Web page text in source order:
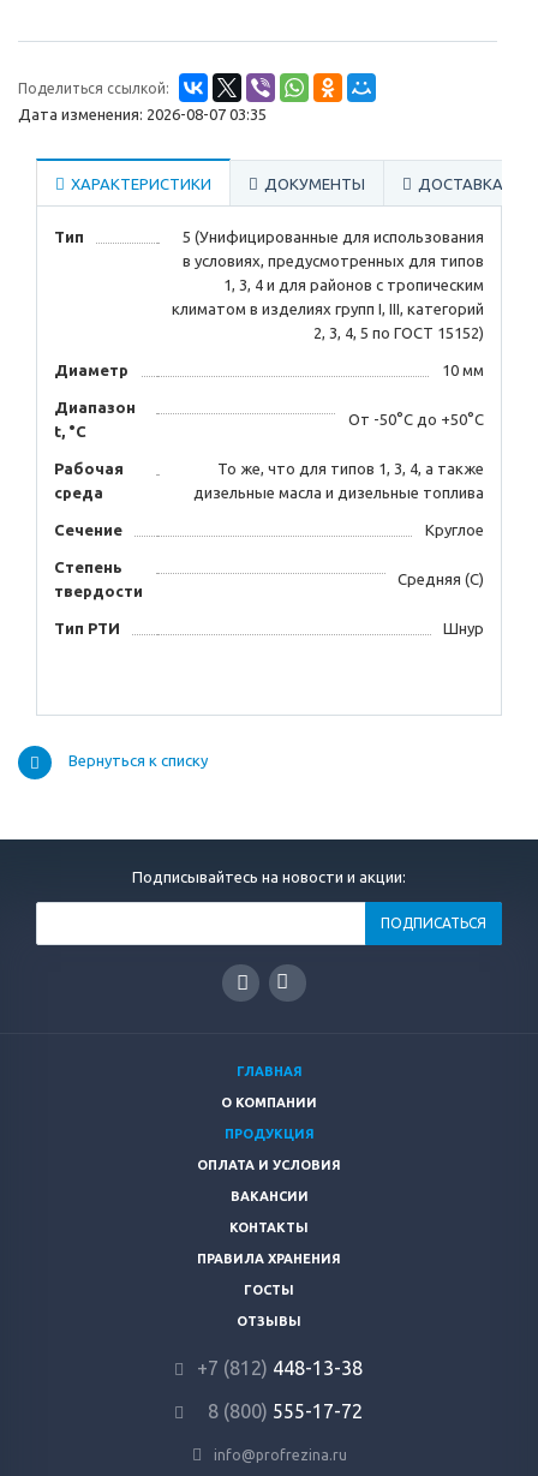
Поделиться ссылкой:
Дата изменения: 2026-08-07 03:35
ХАРАКТЕРИСТИКИ ДОКУМЕНТЫ ДОСТАВКА
Тип
5 (Унифицированные для использования
в условиях, предусмотренных для типов
1, 3, 4 и для районов с тропическим
климатом в изделиях групп I, III, категорий
2, 3, 4, 5 по ГОСТ 15152)
Диаметр 10 мм
Диапазон
t, °С
От -50°С до +50°С
Рабочая
среда
То же, что для типов 1, 3, 4, а также
дизельные масла и дизельные топлива
Сечение Круглое
Степень
твердости
Средняя (С)
Тип РТИ Шнур
Вернуться к списку
Подписывайтесь на новости и акции:
ГЛАВНАЯ
О КОМПАНИИ
ПРОДУКЦИЯ
ОПЛАТА И УСЛОВИЯ
ВАКАНСИИ
КОНТАКТЫ
ПРАВИЛА ХРАНЕНИЯ
ГОСТЫ
ОТЗЫВЫ
+7 (812) 448-13-38
8 (800) 555-17-72
info@profrezina.ru